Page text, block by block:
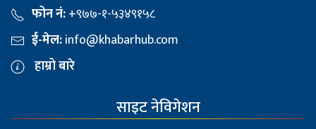
फोन नं:+९७७-१-५३४९१५८
ई-मेल:info@khabarhub.com
हाम्रो बारे
साइट नेविगेशन